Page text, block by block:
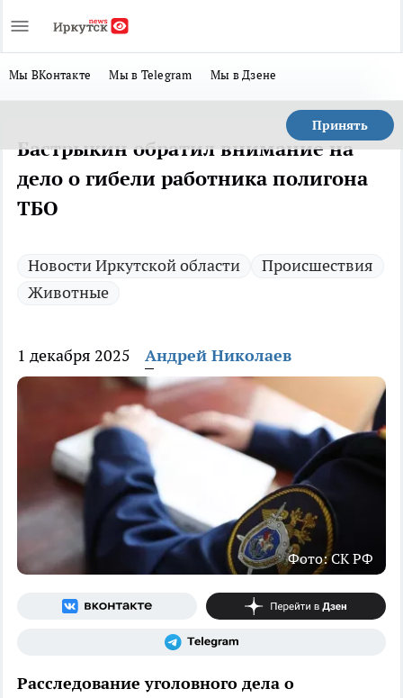
Мы ВКонтакте Мы в Telegram Мы в Дзене
Принять
Бастрыкин обратил внимание на
дело о гибели работника полигона
ТБО
Новости Иркутской области
Происшествия
Животные
1 декабря 2025 Андрей Николаев
Фото: СК РФ
Расследование уголовного дела о